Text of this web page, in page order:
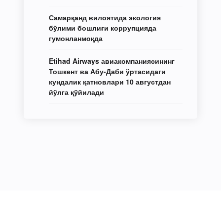
Самарқанд вилоятида экология
бўлими бошлиғи коррупцияда
гумонланмоқда
Etihad Airways авиакомпаниясининг
Тошкент ва Абу-Даби ўртасидаги
кундалик қатновлари 10 августдан
йўлга қўйилади